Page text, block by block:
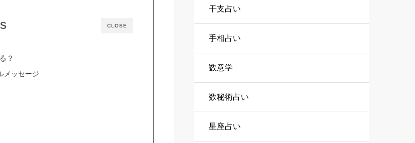
CLOSE
？
メッセージ
干支占い
手相占い
数意学
数秘術占い
星座占い